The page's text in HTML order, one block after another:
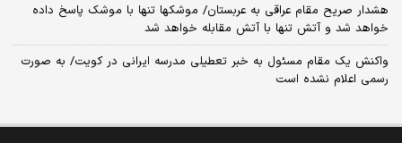
هشدار صریح مقام عراقی به عربستان/ موشکها تنها با موشک پاسخ داده
خواهد شد و آتش تنها با آتش مقابله خواهد شد
واکنش یک مقام مسئول به خبر تعطیلی مدرسه ایرانی در کویت/ به صورت
رسمی اعلام نشده است